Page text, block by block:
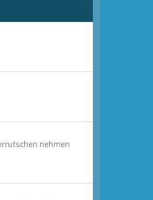
nehmen